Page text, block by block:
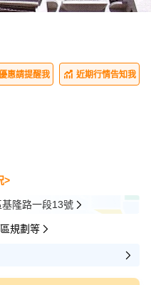
惠請提醒我 近期行情告知我
>
隆路一段13號
規劃等